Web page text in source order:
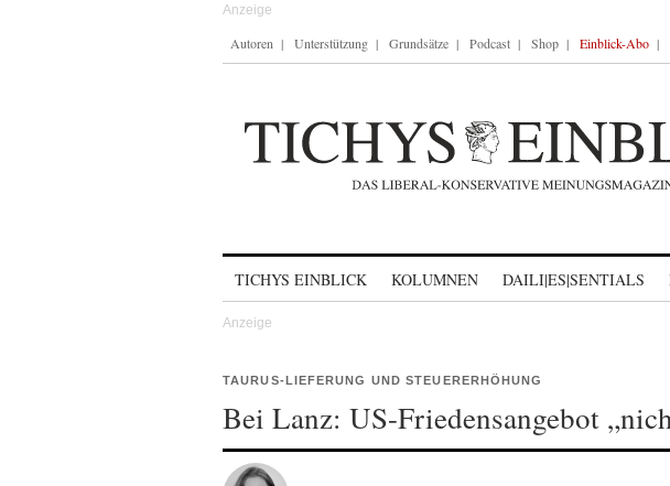
Autoren Unterstützung Grundsätze Podcast Shop Einblick-Abo
TICHYS EINBLICK KOLUMNEN DAILI|ES|SENTIALS
TAURUS-LIEFERUNG UND STEUERERHÖHUNG
Bei Lanz: US-Friedensangebot